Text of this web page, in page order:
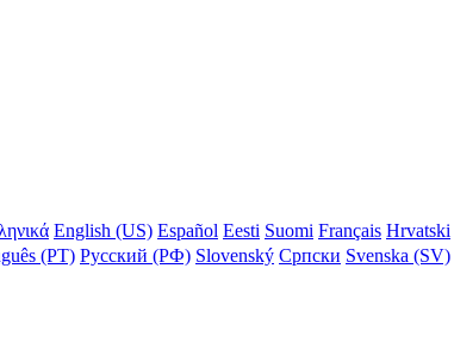
English (US) Español Eesti Suomi Français Hrvatski
(PT) Русский (РФ) Slovenský Српски Svenska (SV)